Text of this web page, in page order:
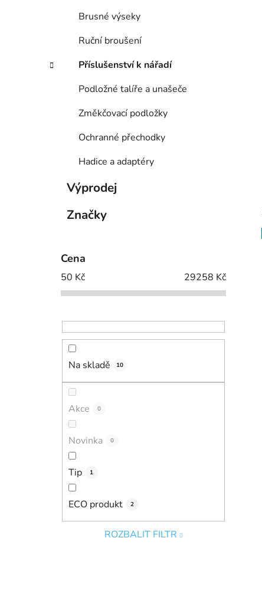
Brusné výseky
Ruční broušení
Příslušenství k nářadí
Podložné talíře a unašeče
Změkčovací podložky
Ochranné přechodky
Hadice a adaptéry
Výprodej
Značky
Cena
50 Kč 29258 Kč
Na skladě 10
Akce 0
Novinka 0
Tip 1
ECO produkt 2
ROZBALIT FILTR